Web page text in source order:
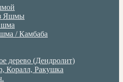
Яшмы
/ Камбаба
дерево (Дендролит)
Коралл, Ракушка